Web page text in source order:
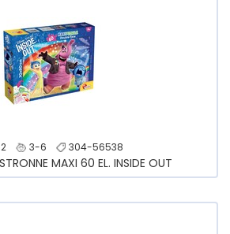
3-6 304-56538
MAXI 60 EL. INSIDE OUT